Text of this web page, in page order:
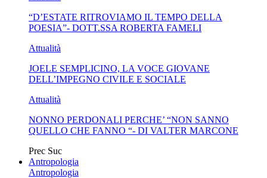
CIVILE E SOCIALE
“D’ESTATE RITROVIAMO IL TEMPO DELLA
POESIA”- DOTT.SSA ROBERTA FAMELI
Attualità
JOELE SEMPLICINO, LA VOCE GIOVANE
DELL’IMPEGNO CIVILE E SOCIALE
Attualità
NONNO PERDONALI PERCHE’ “NON SANNO
QUELLO CHE FANNO “- DI VALTER MARCONE
Prec Suc
Antropologia
Antropologia